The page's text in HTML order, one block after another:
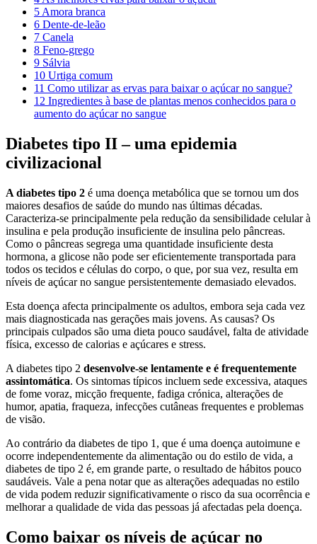
5 Amora branca
6 Dente-de-leão
7 Canela
8 Feno-grego
9 Sálvia
10 Urtiga comum
11 Como utilizar as ervas para baixar o açúcar no sangue?
12 Ingredientes à base de plantas menos conhecidos para o
aumento do açúcar no sangue
Diabetes tipo II – uma epidemia
civilizacional
A diabetes tipo 2 é uma doença metabólica que se tornou um dos
maiores desafios de saúde do mundo nas últimas décadas.
Caracteriza-se principalmente pela redução da sensibilidade celular à
insulina e pela produção insuficiente de insulina pelo pâncreas.
Como o pâncreas segrega uma quantidade insuficiente desta
hormona, a glicose não pode ser eficientemente transportada para
todos os tecidos e células do corpo, o que, por sua vez, resulta em
níveis de açúcar no sangue persistentemente demasiado elevados.
Esta doença afecta principalmente os adultos, embora seja cada vez
mais diagnosticada nas gerações mais jovens. As causas? Os
principais culpados são uma dieta pouco saudável, falta de atividade
física, excesso de calorias e açúcares e stress.
A diabetes tipo 2 desenvolve-se lentamente e é frequentemente
assintomática. Os sintomas típicos incluem sede excessiva, ataques
de fome voraz, micção frequente, fadiga crónica, alterações de
humor, apatia, fraqueza, infecções cutâneas frequentes e problemas
de visão.
Ao contrário da diabetes de tipo 1, que é uma doença autoimune e
ocorre independentemente da alimentação ou do estilo de vida, a
diabetes de tipo 2 é, em grande parte, o resultado de hábitos pouco
saudáveis. Vale a pena notar que as alterações adequadas no estilo
de vida podem reduzir significativamente o risco da sua ocorrência e
melhorar a qualidade de vida das pessoas já afectadas pela doença.
Como baixar os níveis de açúcar no